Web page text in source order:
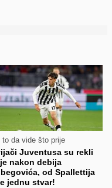
to da vide što prije
Juventusa su rekli
nakon debija
od Spallettija
jednu stvar!